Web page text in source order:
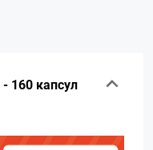
160 капсул